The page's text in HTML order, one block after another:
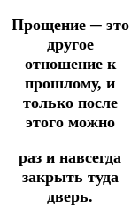
Прощение ─ это
другое
отношение к
прошлому, и
только после
этого можно
раз и навсегда
закрыть туда
дверь.